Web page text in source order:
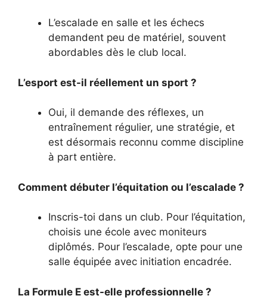
L’escalade en salle et les échecs
demandent peu de matériel, souvent
abordables dès le club local.
L’esport est-il réellement un sport ?
Oui, il demande des réflexes, un
entraînement régulier, une stratégie, et
est désormais reconnu comme discipline
à part entière.
Comment débuter l’équitation ou l’escalade ?
Inscris-toi dans un club. Pour l’équitation,
choisis une école avec moniteurs
diplômés. Pour l’escalade, opte pour une
salle équipée avec initiation encadrée.
La Formule E est-elle professionnelle ?